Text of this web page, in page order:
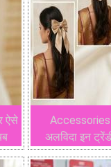
ऐसे
Accessories
अलविदा इन